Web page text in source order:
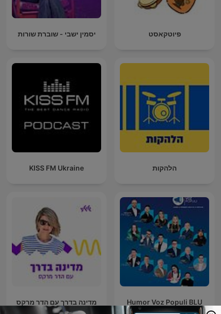
פיוטקאסט יסמין ישבי - שוברת שורות
הלהקות KISS FM Ukraine
Humor Voz Populi BLU מדינה בדרך עם הדר מרקס